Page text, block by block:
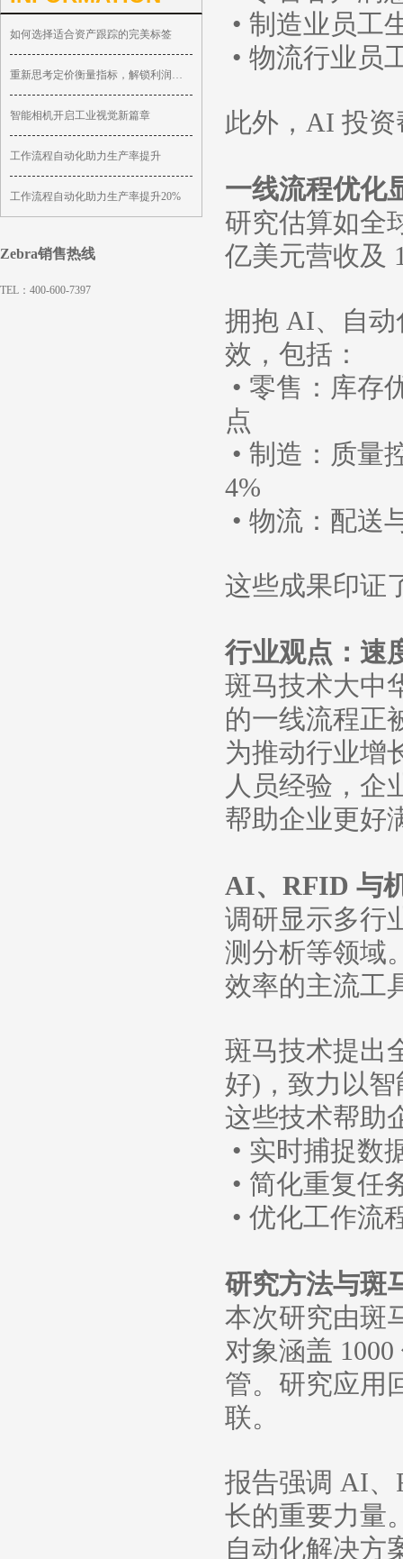
条码碳带
如何选择适合资产跟踪的完美标签
重新思考定价衡量指标，解锁利润增长新空间
智能相机开启工业视觉新篇章
工作流程自动化助力生产率提升
工作流程自动化助力生产率提升20%
Zebra销售热线
TEL：400-600-7397
• 制造业员工
• 物流行业员
此外，AI 投
一线流程优化
研究估算如全
亿美元营收及
拥抱 AI、自
效，包括：
• 零售：库存
点
• 制造：质量
4%
• 物流：配送
这些成果印证
行业观点：速
斑马技术大中
的一线流程正
为推动行业增
人员经验，企
帮助企业更好
AI、RFID 与
调研显示多行
测分析等领域
效率的主流工
斑马技术提出
好)，致力以
这些技术帮助
• 实时捕捉数
• 简化重复任
• 优化工作流
研究方法与斑
本次研究由斑
对象涵盖
管。研究应用
联。
报告强调 AI、
长的重要力量
自动化解决方